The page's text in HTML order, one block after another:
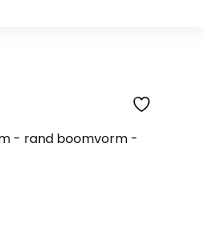
- rand boomvorm -